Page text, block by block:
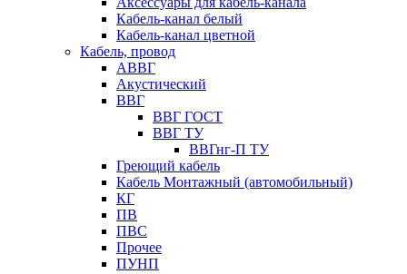
Кабель-канал белый
Кабель-канал цветной
Кабель, провод
АВВГ
Акустический
ВВГ
ВВГ ГОСТ
ВВГ ТУ
ВВГнг-П ТУ
Греющий кабель
Кабель Монтажный (автомобильный)
КГ
ПВ
ПВС
Прочее
ПУНП